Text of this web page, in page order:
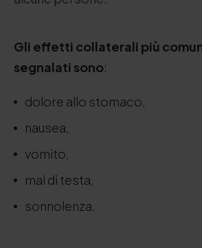
Gli effetti collaterali più
segnalati sono:
dolore allo stomaco,
nausea,
vomito,
mal di testa,
sonnolenza.